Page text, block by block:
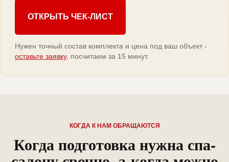
ОТКРЫТЬ ЧЕК-ЛИСТ
Нужен точный состав комплекта и цена под ваш объект -
оставьте заявку, посчитаем за 15 минут.
КОГДА К НАМ ОБРАЩАЮТСЯ
Когда подготовка нужна спа-